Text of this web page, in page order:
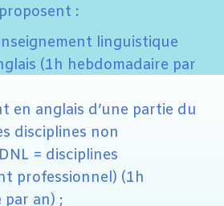
:
linguistique
(1h hebdomadaire par
en anglais d’une partie du
disciplines non
= disciplines
professionnel) (1h
par an) ;